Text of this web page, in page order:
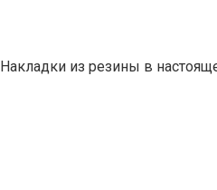
Накладки из резины в